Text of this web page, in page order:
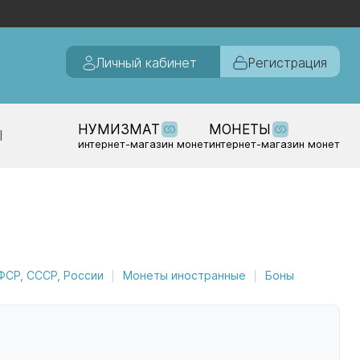
Личный кабинет Регистрация
НУМИЗМАТ
интернет-магазин монет
МОНЕТЫ
интернет-магазин монет
СССР, России Монеты иностранные Боны